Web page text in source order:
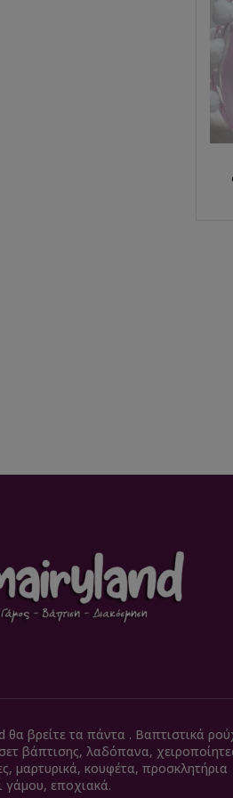
θα βρείτε τα πάντα . Βαπτιστικά
βάπτισης, λαδόπανα,
μαρτυρικά, κουφέτα, προσκλητήρια
γάμου, εποχιακά.